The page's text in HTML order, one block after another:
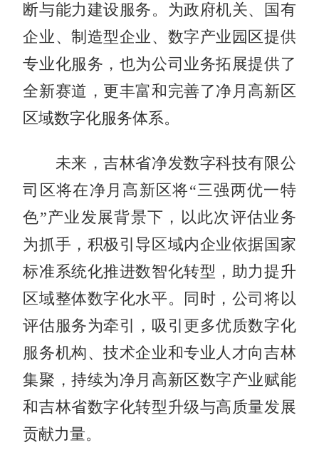
断与能力建设服务。为政府机关、国有
企业、制造型企业、数字产业园区提供
专业化服务，也为公司业务拓展提供了
全新赛道，更丰富和完善了净月高新区
区域数字化服务体系。
未来，吉林省净发数字科技有限公
司区将在净月高新区将“三强两优一特
色”产业发展背景下，以此次评估业务
为抓手，积极引导区域内企业依据国家
标准系统化推进数智化转型，助力提升
区域整体数字化水平。同时，公司将以
评估服务为牵引，吸引更多优质数字化
服务机构、技术企业和专业人才向吉林
集聚，持续为净月高新区数字产业赋能
和吉林省数字化转型升级与高质量发展
贡献力量。